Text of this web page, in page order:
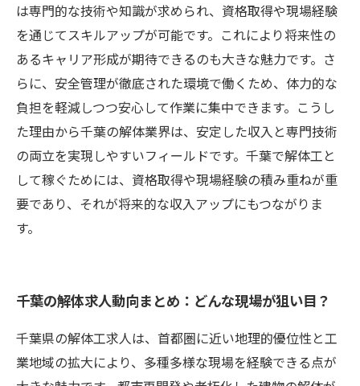
は専門的な技術や知識が求められ、資格取得や現場経験
を通じてスキルアップが可能です。これにより将来性の
あるキャリア形成が期待できるのも大きな魅力です。さ
らに、安全管理が徹底された環境で働くため、体力的な
負担を軽減しつつ安心して作業に集中できます。こうし
た理由から千葉の解体業界は、安定した収入と専門技術
の両立を実現しやすいフィールドです。千葉で解体工と
して稼ぐためには、資格取得や現場経験の積み重ねが重
要であり、それが将来的な収入アップにもつながりま
す。
千葉の解体求人動向まとめ：どんな現場が狙い目？
千葉県の解体工求人は、首都圏に近い地理的優位性と工
業地域の拡大により、多種多様な現場を経験できる点が